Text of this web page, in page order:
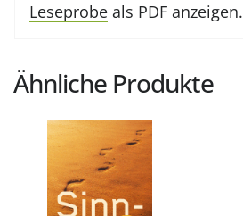
Leseprobe als PDF anzeigen.
Ähnliche Produkte